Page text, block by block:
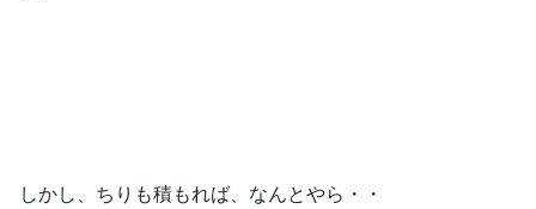
しかし、ちりも積もれば、なんとやら・・